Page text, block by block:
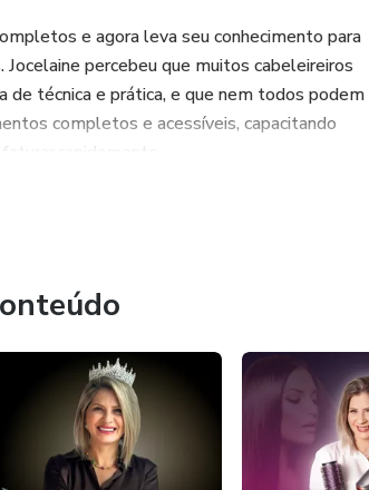
e agora leva seu conhecimento para
percebeu que muitos cabeleireiros
de técnica e prática, e que nem todos podem
completos e acessíveis, capacitando
rapidamente.